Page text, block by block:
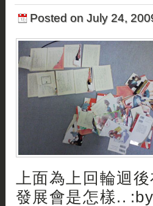
Posted on July 24,
上面為上回輪迴
發展會是怎樣..